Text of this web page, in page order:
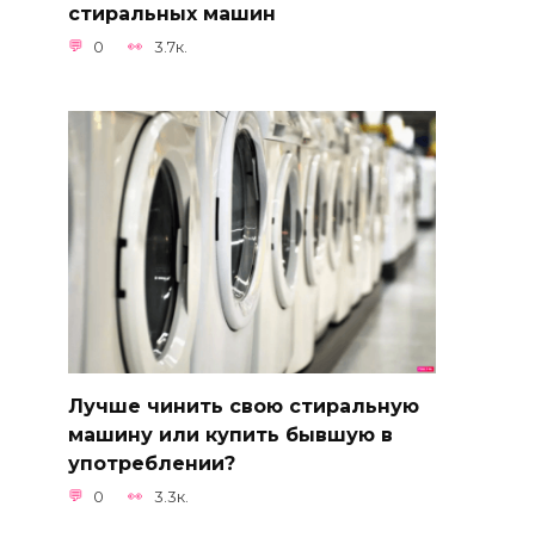
стиральных машин
0 3.7к.
Лучше чинить свою стиральную
машину или купить бывшую в
употреблении?
0 3.3к.